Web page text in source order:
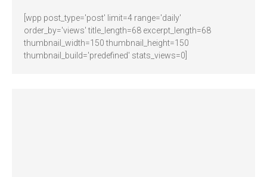
[wpp post_type='post' limit=4 range='daily'
order_by='views' title_length=68 excerpt_length=68
thumbnail_width=150 thumbnail_height=150
thumbnail_build='predefined' stats_views=0]